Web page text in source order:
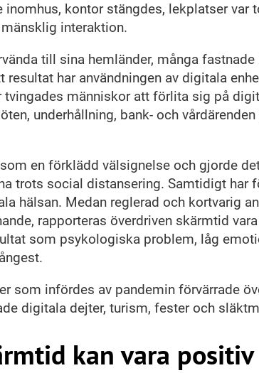
inomhus, kontor stängdes, lekplatser var
interaktion.
till sina hemländer, många
resultat har användningen av digitala
tvingades människor att förlita sig på
underhållning, bank- och
en förklädd välsignelse och gjorde
trots social distansering. Samtidigt har
hälsan. Medan reglerad och kortvarig
rapporteras överdriven skärmtid
som psykologiska problem, låg
som infördes av pandemin förvärrade
digitala dejter, turism, fester och
kan vara positiv